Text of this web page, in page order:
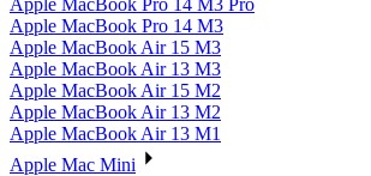
Apple MacBook Pro 14 M3 Pro
Apple MacBook Pro 14 M3
Apple MacBook Air 15 M3
Apple MacBook Air 13 M3
Apple MacBook Air 15 M2
Apple MacBook Air 13 M2
Apple MacBook Air 13 M1
Apple Mac Mini